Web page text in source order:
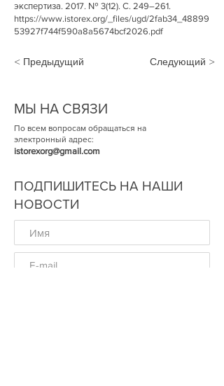
экспертиза. 2017. № 3(12). С. 249–261.
https://www.istorex.org/_files/ugd/2fab34_48899
53927f744f590a8a5674bcf2026.pdf
< Предыдущий Следующий >
МЫ НА СВЯЗИ
По всем вопросам обращаться на
электронный адрес:
istorexorg@gmail.com
ПОДПИШИТЕСЬ НА НАШИ
НОВОСТИ